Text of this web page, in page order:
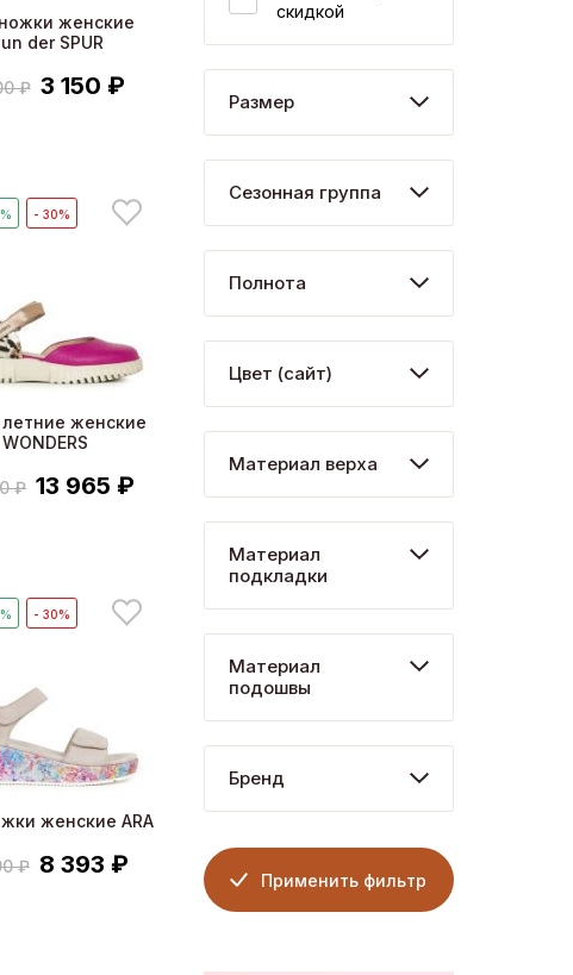
женские
der SPUR
₽ 3 150 ₽
- 30%
женские
WONDERS
₽ 13 965 ₽
- 30%
женские ARA
₽ 8 393 ₽
скидкой
Размер
Сезонная группа
Полнота
Цвет (сайт)
Материал верха
Материал
подкладки
Материал
подошвы
Бренд
Применить фильтр